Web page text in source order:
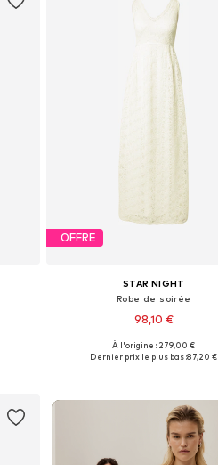
OFFRE
STAR NIGHT
Robe de soirée
98,10 €
Tailles disponibles: 34
À l'origine : 279,00 €
Dernier prix le plus bas :87,20 €